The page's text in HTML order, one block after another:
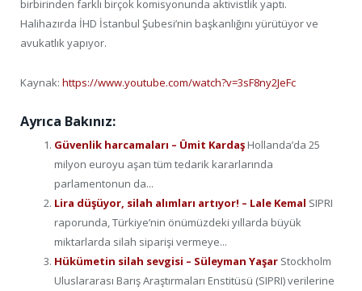
birbirinden farklı birçok komisyonunda aktivistlik yaptı.
Halihazırda İHD İstanbul Şubesi’nin başkanlığını yürütüyor ve
avukatlık yapıyor.
Kaynak: https://www.youtube.com/watch?v=3sF8ny2JeFc
Ayrıca Bakınız:
Güvenlik harcamaları – Ümit Kardaş Hollanda’da 25
milyon euroyu aşan tüm tedarik kararlarında
parlamentonun da...
Lira düşüyor, silah alımları artıyor! – Lale Kemal SIPRI
raporunda, Türkiye’nin önümüzdeki yıllarda büyük
miktarlarda silah siparişi vermeye...
Hükümetin silah sevgisi – Süleyman Yaşar Stockholm
Uluslararası Barış Araştırmaları Enstitüsü (SIPRI) verilerine